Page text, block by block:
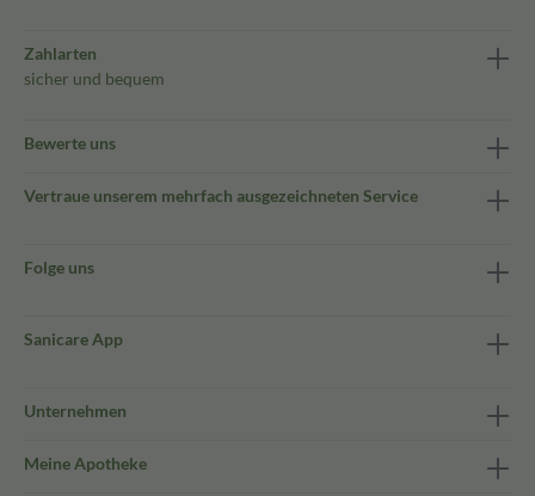
Zahlarten
sicher und bequem
Bewerte uns
Vertraue unserem mehrfach ausgezeichneten Service
Folge uns
Sanicare App
Unternehmen
Meine Apotheke